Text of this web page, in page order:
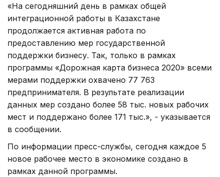
«На сегодняшний день в рамках общей
интеграционной работы в Казахстане
продолжается активная работа по
предоставлению мер государственной
поддержки бизнесу. Так, только в рамках
программы «Дорожная карта бизнеса 2020» всеми
мерами поддержки охвачено 77 763
предпринимателя. В результате реализации
данных мер создано более 58 тыс. новых рабочих
мест и поддержано более 171 тыс.», - указывается
в сообщении.
По информации пресс-службы, сегодня каждое 5
новое рабочее место в экономике создано в
рамках данной программы.